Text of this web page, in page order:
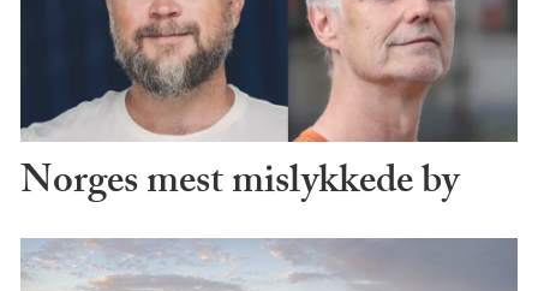
Norges mest mislykkede by